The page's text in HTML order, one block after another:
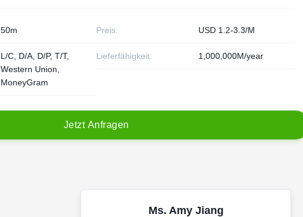
50m Preis: USD 1.2-3.3/M
L/C, D/A, D/P, T/T,
Western Union,
MoneyGram
Lieferfähigkeit: 1,000,000M/year
Jetzt Anfragen
Ms. Amy Jiang